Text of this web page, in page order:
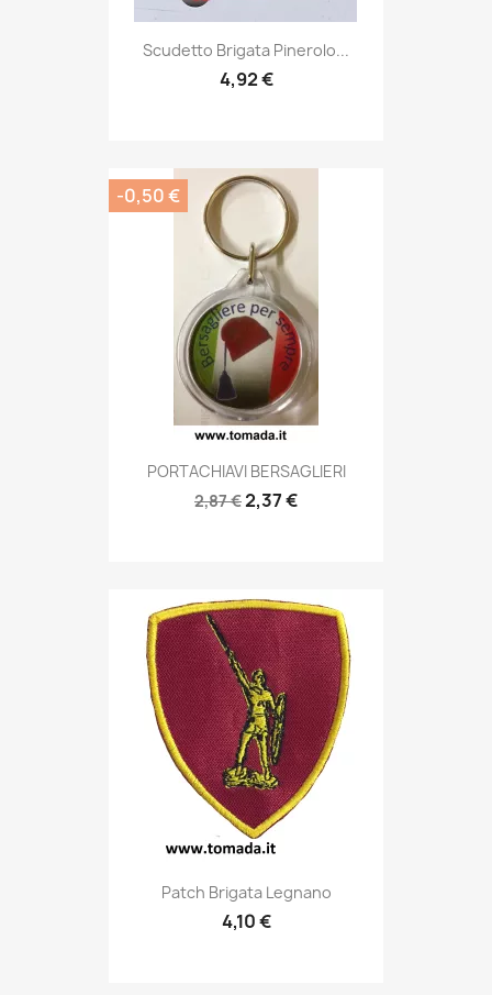
 Anteprima
Scudetto Brigata Pinerolo...
4,92 €
Anteprima
PORTACHIAVI BERSAGLIERI
2,87 €2,37 €
-0,50 €
Anteprima
Patch Brigata Legnano
4,10 €